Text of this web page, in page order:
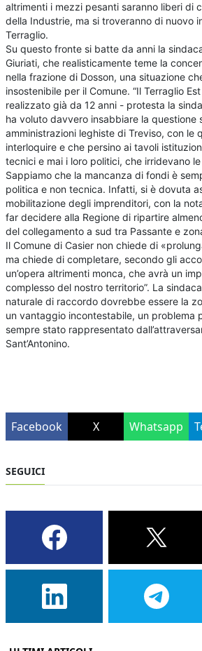
altrimenti i mezzi pesanti saranno liberi di
della Industrie, ma si troveranno di nuovo
Terraglio.
Su questo fronte si batte da anni la
Giuriati, che realisticamente teme la
nella frazione di Dosson, una situazione
insostenibile per il Comune. “Il Terraglio
realizzato già da 12 anni - protesta la
ha voluto davvero insabbiare la questione
amministrazioni leghiste di Treviso, con le
interloquire e che persino ai tavoli
tecnici e mai i loro politici, che irridevano
Sappiamo che la mancanza di fondi è
politica e non tecnica. Infatti, si è dovuta
mobilitazione degli imprenditori, con la
far decidere alla Regione di ripartire
del collegamento a sud tra Passante e
Il Comune di Casier non chiede di
ma chiede di completare, secondo gli
un’opera altrimenti monca, che avrà un
complesso del nostro territorio”. La
naturale di raccordo dovrebbe essere la
un vantaggio incontestabile, un problema
sempre stato rappresentato
Sant’Antonino.
Facebook X Whatsapp
SEGUICI